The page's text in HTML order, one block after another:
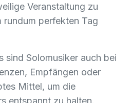
Veranstaltung zu
rundum perfekten Tag
sind Solomusiker auch bei
Empfängen oder
Mittel, um die
entspannt zu halten.